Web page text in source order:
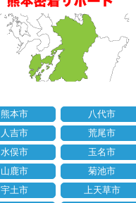
熊本市
八代市
人吉市
荒尾市
水俣市
玉名市
山鹿市
菊池市
宇土市
上天草市